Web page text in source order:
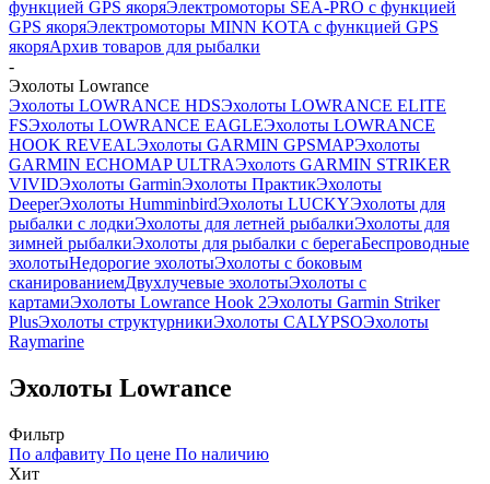
функцией GPS якоряЭлектромоторы SEA-PRO с функцией
GPS якоряЭлектромоторы MINN KOTA с функцией GPS
якоряАрхив товаров для рыбалки
-
Эхолоты Lowrance
Эхолоты LOWRANCE HDSЭхолоты LOWRANCE ELITE
FSЭхолоты LOWRANCE EAGLEЭхолоты LOWRANCE
HOOK REVEALЭхолоты GARMIN GPSMAPЭхолоты
GARMIN ECHOMAP ULTRAЭхолотs GARMIN STRIKER
VIVIDЭхолоты GarminЭхолоты ПрактикЭхолоты
DeeperЭхолоты HumminbirdЭхолоты LUCKYЭхолоты для
рыбалки с лодкиЭхолоты для летней рыбалкиЭхолоты для
зимней рыбалкиЭхолоты для рыбалки с берегаБеспроводные
эхолотыНедорогие эхолотыЭхолоты с боковым
сканированиемДвухлучевые эхолотыЭхолоты с
картамиЭхолоты Lowrance Hook 2Эхолоты Garmin Striker
PlusЭхолоты структурникиЭхолоты CALYPSOЭхолоты
Raymarine
Эхолоты Lowrance
Фильтр
По алфавиту По цене По наличию
Хит